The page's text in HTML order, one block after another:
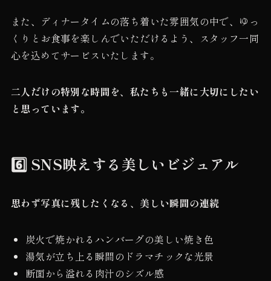
また、ディナータイムの落ち着いた雰囲気の中で、ゆっ
くりとお食事を楽しんでいただけるよう、スタッフ一同
心を込めてサービスいたします。
二人だけの特別な時間を、私たちも一緒に大切にしたい
と思っています。
6️⃣ SNS映えする美しいビジュアル
思わず写真に残したくなる、美しい瞬間の連続
炭火で焼かれるハンバーグの美しい焼き色
湯気が立ち上る瞬間のドラマチックな光景
断面から溢れる肉汁のシズル感